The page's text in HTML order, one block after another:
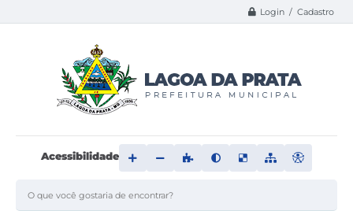
Login / Cadastro
Acessibilidade